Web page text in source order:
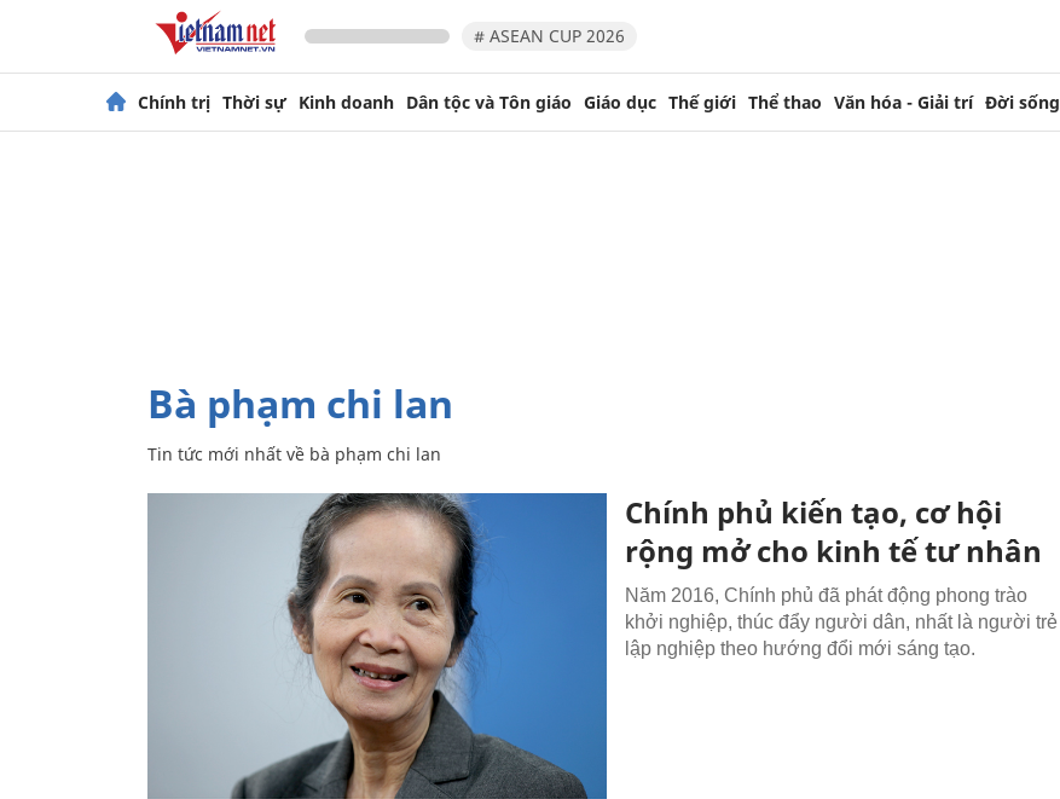
# ASEAN CUP 2026
Chính trị Thời sự Kinh doanh Dân tộc và Tôn giáo Giáo dục Thế giới Thể thao Văn hóa - Giải trí Đời sống
bà phạm chi lan
Tin tức mới nhất về bà phạm chi lan
Chính phủ kiến tạo, cơ hội
rộng mở cho kinh tế tư nhân
Năm 2016, Chính phủ đã phát động phong trào
khởi nghiệp, thúc đẩy người dân, nhất là người trẻ
lập nghiệp theo hướng đổi mới sáng tạo.